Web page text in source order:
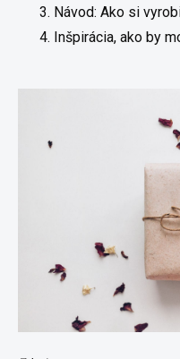
Návod: Ako si
Inšpirácia, ako by